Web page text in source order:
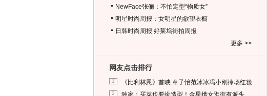
NewFace张俪：不怕定型“物质女”
明星时尚周报：女明星的欲望衣橱
日韩时尚周报 好莱坞街拍周报
更多 >>
网友点击排行
1 《比利林恩》首映 章子怡范冰冰冯小刚捧场红毯
2 独家：买菜也要拗造型！金星携女逛街有派头